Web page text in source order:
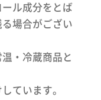
ル成分をとば
場合がござい
・冷蔵商品と
ています。